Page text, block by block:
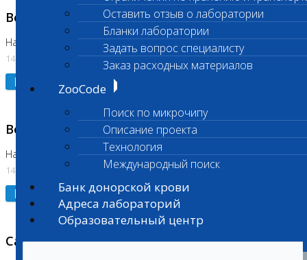
Оставить отзыв о лаборатории
Бланки лаборатории
Задать вопрос специалисту
Заказ расходных материалов
ZooCode
Поиск по микрочипу
Описание проекта
Технология
Международный поиск
Банк донорской крови
Адреса лабораторий
Образовательный центр
Возобновлено выполнение исследования
На Нагорной (Код 961, 962)
14.07.2026
Подробнее
Возобновлено выполнение исследования
На Нагорной (Код 157)
14.07.2026
Подробнее
Санитарный день